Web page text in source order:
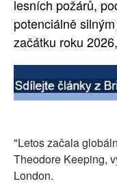
lesních požárů,
potenciálně
začátku roku
"Letos začala
Theodore Keeping,
London.